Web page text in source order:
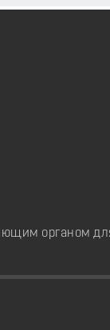
органом